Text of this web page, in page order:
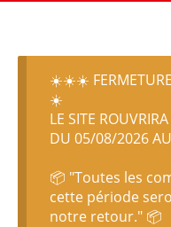
☀️☀️☀️
☀️
LE SITE
DU 05/08/2026
📦 "Toutes les
cette période
notre retour." 📦